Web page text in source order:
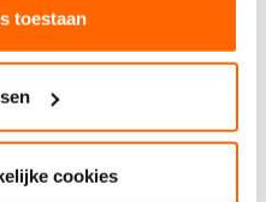
toestaan
cookies